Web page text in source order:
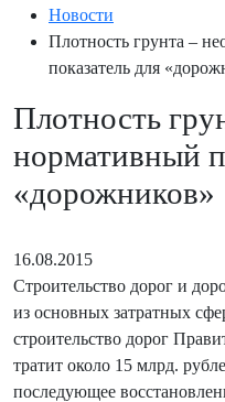
Новости
Плотность грунта –
показатель для
Плотность
нормативный
«дорожников»
16.08.2015
Строительство дорог и
из основных затратных
строительство дорог
тратит около 15 млрд.
последующее